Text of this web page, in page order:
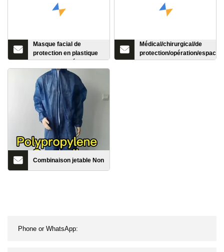
Masque facial de
protection en plastique
transparent, réutilisable,
vente en gros, sécurité,
PC transparent, tout
Médical/chirurgical/de
protection/opération/espace/
Cap/bouchon rond, jetable
Combinaison jetable Non